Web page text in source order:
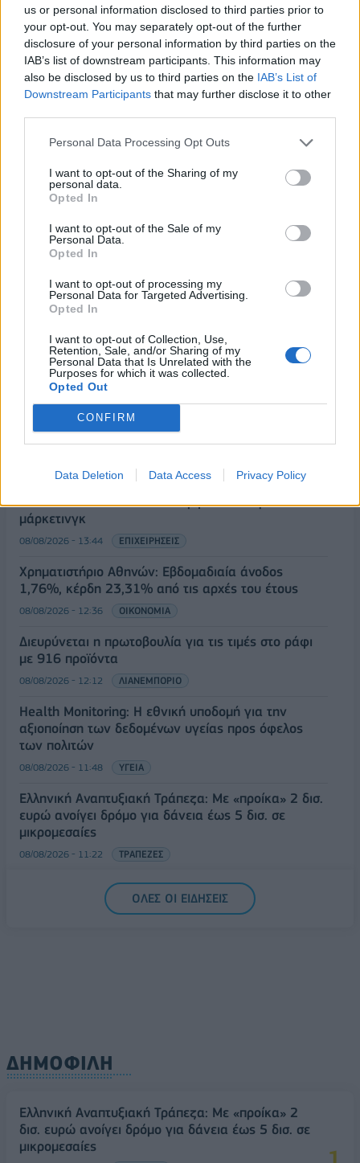
us or personal information disclosed to third parties prior to
your opt-out. You may separately opt-out of the further
disclosure of your personal information by third parties on the
IAB’s list of downstream participants. This information may
also be disclosed by us to third parties on the IAB’s List of
Downstream Participants that may further disclose it to other
Personal Data Processing Opt Outs
I want to opt-out of the Sharing of my
personal data.
Opted In
I want to opt-out of the Sale of my
Personal Data.
Opted In
I want to opt-out of processing my
Personal Data for Targeted Advertising.
Opted In
I want to opt-out of Collection, Use,
Retention, Sale, and/or Sharing of my
Personal Data that Is Unrelated with the
Purposes for which it was collected.
Opted Out
CONFIRM
Data Deletion Data Access Privacy Policy
ΡΟΗ ΕΙΔΗΣΕΩΝ
56.000 επιβάτες αναχωρούν σήμερα από τα
λιμάνια της Αττικής
Δυτική Αττική: Η επόμενη ημέρα μετά τις πυρκαγιές
– Τα έργα Antinero και η «μάχη» πριν από τις
08/08/2026 - 14:08 ΕΛΛΑΔΑ
κανόνες για επενδύσεις, νησιά και προορισμούς υπό
πίεση
08/08/2026 - 13:21
Υπουργείο Εργασίας: Ο “χάρτης” των πληρωμών
από τον e-ΕΦΚΑ και τη ΔΥΠΑ έως τις 14 Αυγούστου
Οι Hamilton Reserve Bank και SEE Capital
Hamilton Ltd. συνάπτουν συμφωνία υπηρεσιών
μάρκετινγκ
08/08/2026 - 13:44 ΕΠΙΧΕΙΡΗΣΕΙΣ
Χρηματιστήριο Αθηνών: Εβδομαδιαία άνοδος
1,76%, κέρδη 23,31% από τις αρχές του έτους
08/08/2026 - 12:36 ΟΙΚΟΝΟΜΙΑ
Διευρύνεται η πρωτοβουλία για τις τιμές στο ράφι
με 916 προϊόντα
08/08/2026 - 12:12 ΛΙΑΝΕΜΠΟΡΙΟ
Health Monitoring: Η εθνική υποδομή για την
αξιοποίηση των δεδομένων υγείας προς όφελος
των πολιτών
08/08/2026 - 11:48 ΥΓΕΙΑ
Ελληνική Αναπτυξιακή Τράπεζα: Με «προίκα» 2 δισ.
ευρώ ανοίγει δρόμο για δάνεια έως 5 δισ. σε
μικρομεσαίες
08/08/2026 - 11:22 ΤΡΑΠΕΖΕΣ
5G παντού, 6G στον ορίζοντα: Πού βρίσκεται η
Ελλάδα στη μεγάλη τεχνολογική μετάβαση
ΟΛΕΣ ΟΙ ΕΙΔΗΣΕΙΣ
ΔΗΜΟΦΙΛΗ
Ελληνική Αναπτυξιακή Τράπεζα: Με «προίκα» 2
δισ. ευρώ ανοίγει δρόμο για δάνεια έως 5 δισ. σε
μικρομεσαίες